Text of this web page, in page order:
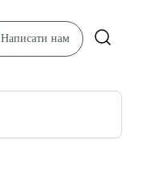
Написати нам